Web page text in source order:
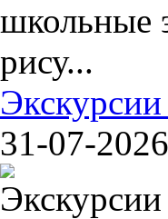
школьные
рису...
31-07-2026